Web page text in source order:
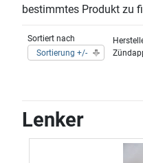
bestimmtes Produkt zu
Sortiert nach
Sortierung +/-
Lenker